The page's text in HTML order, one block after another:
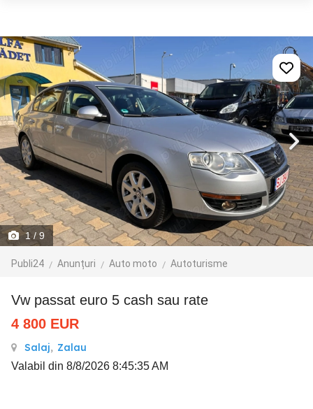
1 / 9
Publi24 Anunțuri Auto moto Autoturisme
vw passat euro 5 cash sau rate
4 800 EUR
Salaj, Zalau
Valabil din 8/8/2026 8:45:35 AM